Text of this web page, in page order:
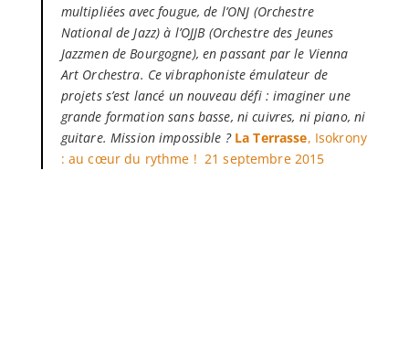
multipliées avec fougue, de l’ONJ (Orchestre
National de Jazz) à l’OJJB (Orchestre des Jeunes
Jazzmen de Bourgogne), en passant par le Vienna
Art Orchestra. Ce vibraphoniste émulateur de
projets s’est lancé un nouveau défi : imaginer une
grande formation sans basse, ni cuivres, ni piano, ni
guitare. Mission impossible ? La Terrasse, Isokrony
: au cœur du rythme ! 21 septembre 2015